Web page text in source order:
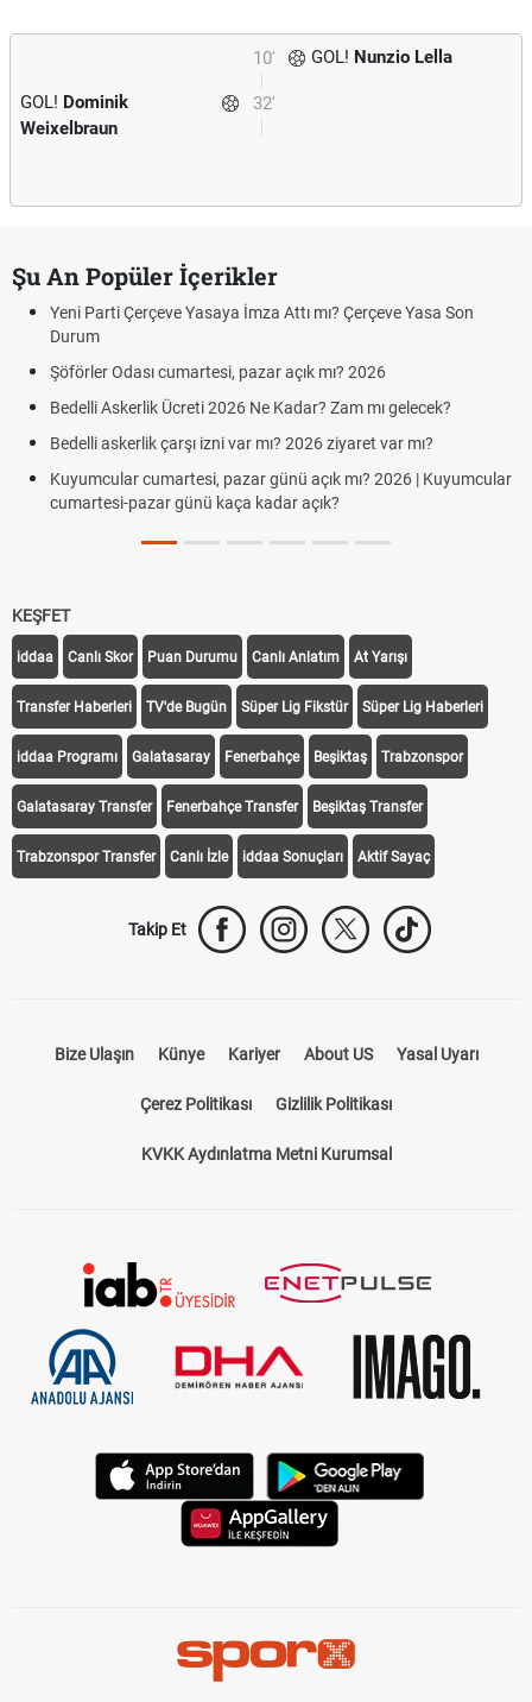
10' GOL! Nunzio Lella
32'
GOL! Dominik
Weixelbraun
Şu An Popüler İçerikler
Yeni Parti Çerçeve Yasaya İmza Attı mı? Çerçeve Yasa Son
Durum
Şöförler Odası cumartesi, pazar açık mı? 2026
Bedelli Askerlik Ücreti 2026 Ne Kadar? Zam mı gelecek?
Bedelli askerlik çarşı izni var mı? 2026 ziyaret var mı?
Kuyumcular cumartesi, pazar günü açık mı? 2026 | Kuyumcular
cumartesi-pazar günü kaça kadar açık?
KEŞFET
iddaa Canlı Skor Puan Durumu Canlı Anlatım At Yarışı
Transfer Haberleri TV'de Bugün Süper Lig Fikstür Süper Lig Haberleri
iddaa Programı Galatasaray Fenerbahçe Beşiktaş Trabzonspor
Galatasaray Transfer Fenerbahçe Transfer Beşiktaş Transfer
Trabzonspor Transfer Canlı İzle iddaa Sonuçları Aktif Sayaç
Takip Et
Bize Ulaşın Künye Kariyer About US Yasal Uyarı
Çerez Politikası Gizlilik Politikası
KVKK Aydınlatma Metni Kurumsal